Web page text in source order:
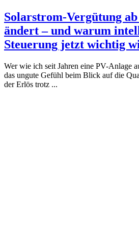
Solarstrom-Vergütung ab
ändert – und warum
Steuerung jetzt wichtig
Wer wie ich seit Jahren eine PV-Anlage
das ungute Gefühl beim Blick auf die
der Erlös trotz ...